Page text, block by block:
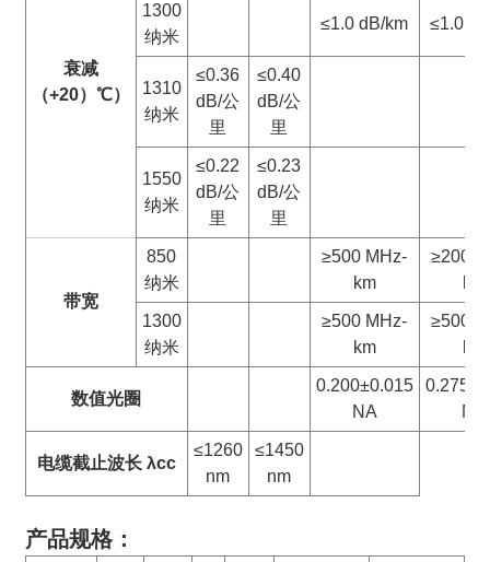
衰减
（+20） ℃）
1300
纳米
≤1.0 dB/km ≤1.0
1310
纳米
≤0.36
dB/公
里
≤0.40
dB/公
里
1550
纳米
≤0.22
dB/公
里
≤0.23
dB/公
里
带宽
850
纳米
≥500 MHz-
km
≥200
1300
纳米
≥500 MHz-
km
≥500
数值光圈
0.200±0.015
NA
NA
电缆截止波长 λcc
≤1260
nm
≤1450
nm
产品规格：